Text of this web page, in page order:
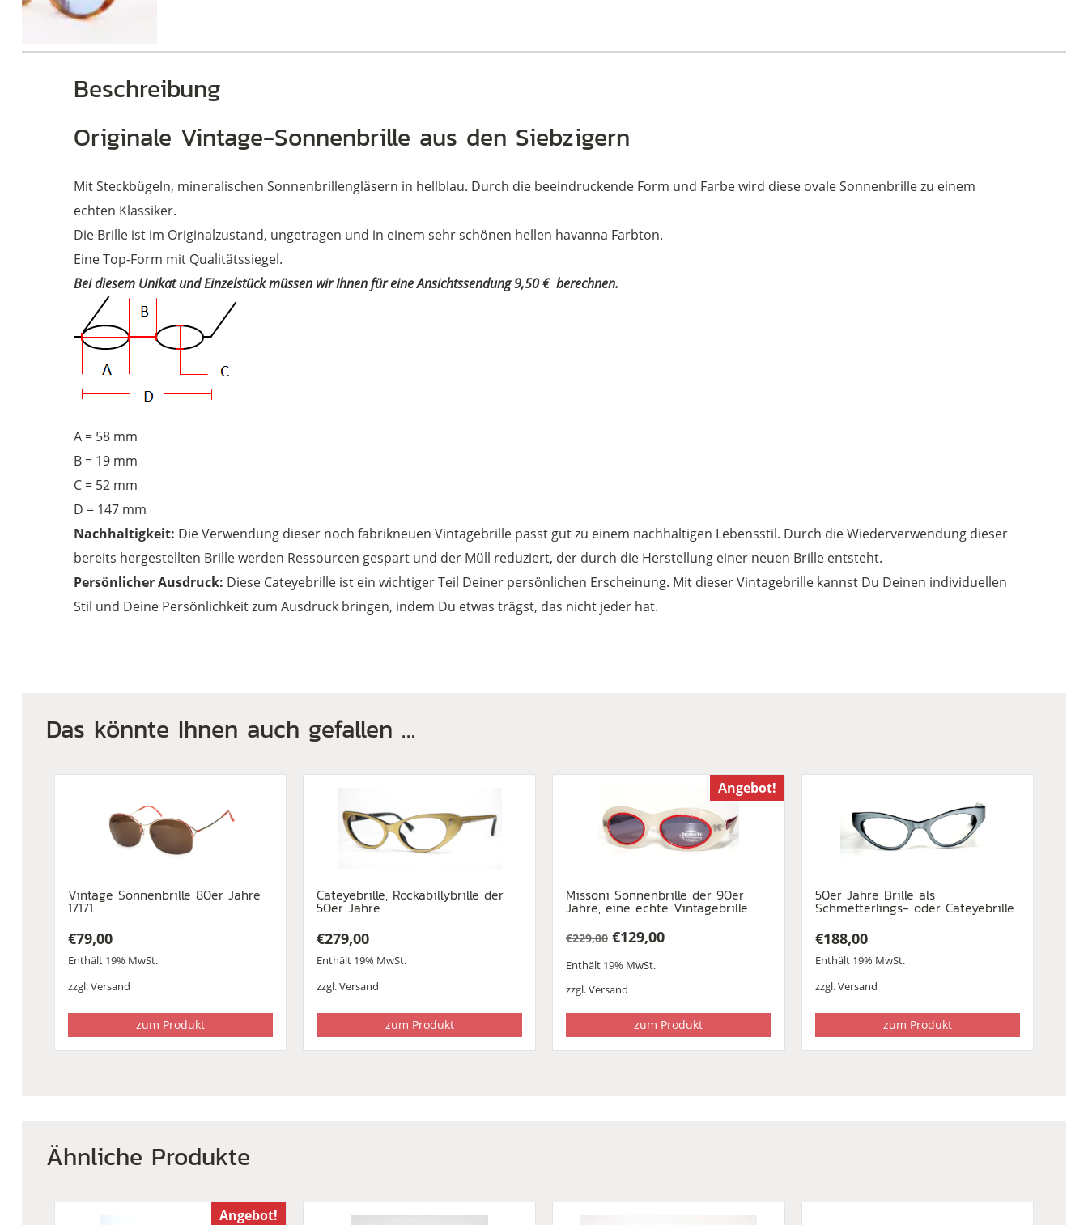
Beschreibung
Originale Vintage-Sonnenbrille aus den Siebzigern
Mit Steckbügeln, mineralischen Sonnenbrillengläsern in hellblau. Durch die beeindruckende Form und Farbe wird diese ovale Sonnenbrille zu einem
echten Klassiker.
Die Brille ist im Originalzustand, ungetragen und in einem sehr schönen hellen havanna Farbton.
Eine Top-Form mit Qualitätssiegel.
Bei diesem Unikat und Einzelstück müssen wir Ihnen für eine Ansichtssendung 9,50 € berechnen.
A = 58 mm
B = 19 mm
C = 52 mm
D = 147 mm
Nachhaltigkeit: Die Verwendung dieser noch fabrikneuen Vintagebrille passt gut zu einem nachhaltigen Lebensstil. Durch die Wiederverwendung dieser
bereits hergestellten Brille werden Ressourcen gespart und der Müll reduziert, der durch die Herstellung einer neuen Brille entsteht.
Persönlicher Ausdruck: Diese Cateyebrille ist ein wichtiger Teil Deiner persönlichen Erscheinung. Mit dieser Vintagebrille kannst Du Deinen individuellen
Stil und Deine Persönlichkeit zum Ausdruck bringen, indem Du etwas trägst, das nicht jeder hat.
Das könnte Ihnen auch gefallen …
Vintage Sonnenbrille 80er Jahre
17171
€79,00
Enthält 19% MwSt.
zzgl.Versand
zum Produkt
Cateyebrille, Rockabillybrille der
50er Jahre
€279,00
Enthält 19% MwSt.
zzgl.Versand
zum Produkt
Angebot!
Missoni Sonnenbrille der 90er
Jahre, eine echte Vintagebrille
€229,00
Preis
war:
€129,00
Preis
ist:
Enthält 19% MwSt.
zzgl.Versand
zum Produkt
50er Jahre Brille als
Schmetterlings- oder Cateyebrille
€188,00
Enthält 19% MwSt.
zzgl.Versand
zum Produkt
Ähnliche Produkte
Angebot!